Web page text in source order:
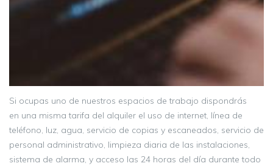
Si ocupas uno de nuestros espacios de trabajo dispondrás
en una misma tarifa del alquiler el uso de internet, línea de
teléfono, luz, agua, servicio de copias y escaneados, servicio de
personal administrativo, limpieza diaria de las instalaciones,
sistema de alarma, y acceso las 24 horas del día durante todo